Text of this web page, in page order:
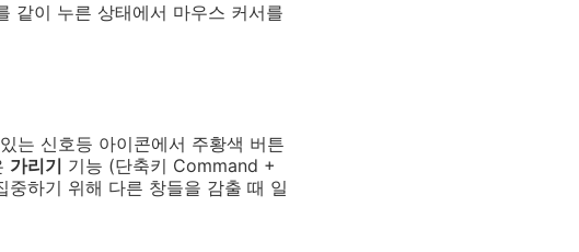
같이 누른 상태에서 마우스 커서를
는 신호등 아이콘에서 주황색 버튼
가리기 기능 (단축키 Command +
하기 위해 다른 창들을 감출 때 일